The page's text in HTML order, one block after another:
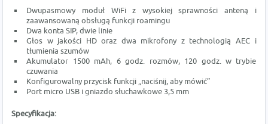
Dwupasmowy moduł WiFi z wysokiej sprawności anteną i
zaawansowaną obsługą funkcji roamingu
Dwa konta SIP, dwie linie
Głos w jakości HD oraz dwa mikrofony z technologią AEC i
tłumienia szumów
Akumulator 1500 mAh, 6 godz. rozmów, 120 godz. w trybie
czuwania
Konfigurowalny przycisk funkcji „naciśnij, aby mówić”
Port micro USB i gniazdo słuchawkowe 3,5 mm
Specyfikacja: